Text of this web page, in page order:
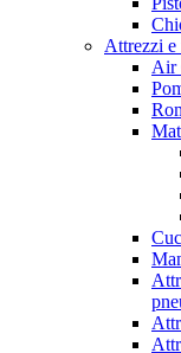
Attrezzi e
Air